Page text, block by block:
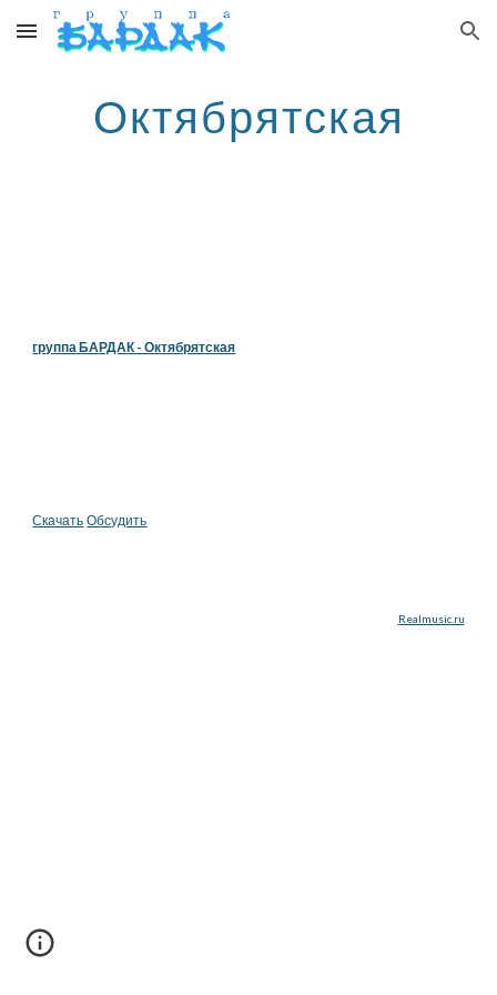
Skip to main content Skip to navigation
Октябрятская
группа БАРДАК - Октябрятская
Скачать Обсудить
Realmusic.ru